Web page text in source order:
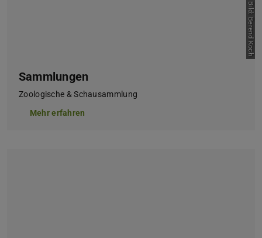
Bild: Berend Koch
Sammlungen
Zoologische & Schausammlung
Mehr erfahren